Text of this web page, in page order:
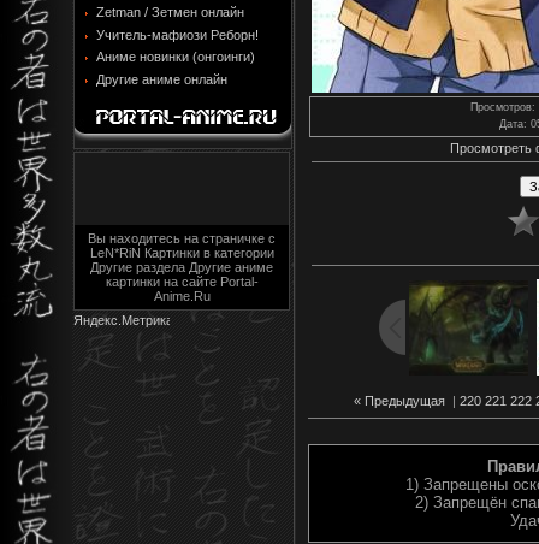
Zetman / Зетмен онлайн
Учитель-мафиози Реборн!
Аниме новинки (онгоинги)
Другие аниме онлайн
Вы находитесь на страничке с
LeN*RiN Картинки в категории
Другие раздела Другие аниме
картинки на сайте Portal-
Anime.Ru
Просмотров:
Дата:
Просмотреть
« Предыдущая| 220 221 222
1) Запрещены
2) Запрещён